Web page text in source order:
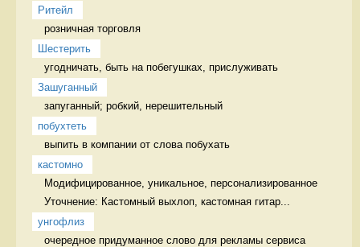
Ритейл
розничная торговля
Шестерить
угодничать, быть на побегушках, прислуживать
Зашуганный
запуганный; робкий, нерешительный
побухтеть
выпить в компании от слова побухать
кастомно
Модифицированное, уникальное, персонализированное
Уточнение: Кастомный выхлоп, кастомная гитар...
унгофлиз
очередное придуманное слово для рекламы сервиса